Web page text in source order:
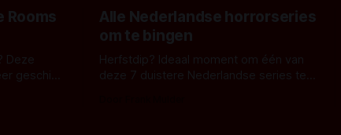
Rooms
Deze
geschikt
Alle Nederlandse horrorseries
om te bingen
Herfstdip? Ideaal moment om één van
deze 7 duistere Nederlandse series te